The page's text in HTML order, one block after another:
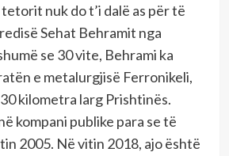
nuk do t’i dalë as për të
Sehat Behramit nga
se 30 vite, Behrami ka
e metalurgjisë Ferronikeli,
kilometra larg Prishtinës.
kompani publike para se të
2005. Në vitin 2018, ajo është